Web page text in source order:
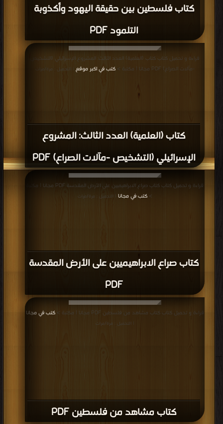
كتاب فلسطين بين حقيقة اليهود وأكذوبة
التلمود PDF
كتاب (العلمية) العدد الثالث: المشروع
الإسرائيلي (التشخيص -مآلات الصراع) PDF
قراءة و تحميل كتاب كتاب (العلمية) العدد الثالث: المشروع الإسرائيلي (التشخيص
-مآلات الصراع) PDF مجانا | مكتبة >
كتب في اكبر موقع | التحميل : مرة/مرات
كتاب صراع الابراهيميين على الأرض المقدسة
PDF
قراءة و تحميل كتاب كتاب صراع الابراهيميين على الأرض المقدسة PDF مجانا | مكتبة
>كتب في مجانا | التحميل : مرة/مرات
كتاب مشاهد من فلسطين PDF
قراءة و تحميل كتاب كتاب مشاهد من فلسطين PDF مجانا | مكتبة > كتب في مجانا
| التحميل : مرة/مرات